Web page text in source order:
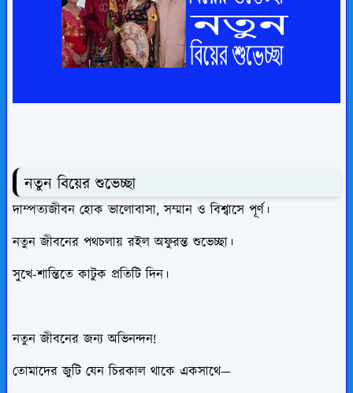
নতুন বিয়ের শুভেচ্ছা
দাম্পত্যজীবন হোক ভালোবাসা, সম্মান ও বিশ্বাসে পূর্ণ।
নতুন জীবনের পথচলায় রইল অফুরন্ত শুভেচ্ছা।
সুখে-শান্তিতে কাটুক প্রতিটি দিন।
নতুন জীবনের জন্য অভিনন্দন!
তোমাদের জুটি যেন চিরকাল থাকে একসাথে—